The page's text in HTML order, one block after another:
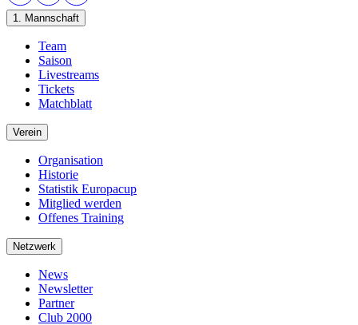
1. Mannschaft
Team
Saison
Livestreams
Tickets
Matchblatt
Verein
Organisation
Historie
Statistik Europacup
Mitglied werden
Offenes Training
Netzwerk
News
Newsletter
Partner
Club 2000